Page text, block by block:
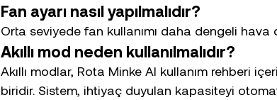
Fan ayarı nasıl yapılmalıdır?
Orta seviyede fan kullanımı daha dengeli hava
Akıllı mod neden kullanılmalıdır?
Akıllı modlar, Rota Minke AI kullanım rehberi
biridir. Sistem, ihtiyaç duyulan kapasiteyi